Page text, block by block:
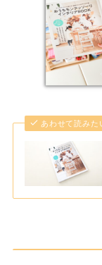
あわせて読みた